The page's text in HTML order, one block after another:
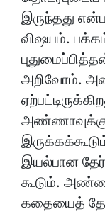
இருந்தது
விஷயம்.
அறிவோம்.
இயல்பான
கூடும்.
கதையைத்